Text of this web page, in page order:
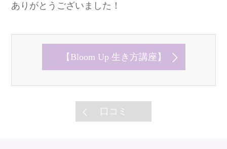
ありがとうございました！
【Bloom Up 生き方講座】
口コミ